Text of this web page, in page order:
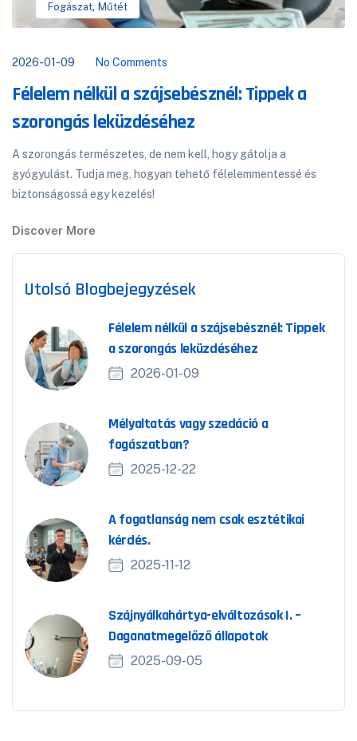
Utolsó Blogbejegyzések
Félelem nélkül a szájsebésznél: Tippek
a szorongás leküzdéséhez
2026-01-09
Mélyaltatás vagy szedáció a
fogászatban?
2025-12-22
A fogatlanság nem csak esztétikai
kérdés.
2025-11-12
Szájnyálkahártya-elváltozások I. –
Daganatmegelőző állapotok
2025-09-05
Fogászat, Műtét
2026-01-09 No Comments
Félelem nélkül a szájsebésznél: Tippek a
szorongás leküzdéséhez
A szorongás természetes, de nem kell, hogy gátolja a
gyógyulást. Tudja meg, hogyan tehető félelemmentessé és
biztonságossá egy kezelés!
Discover More